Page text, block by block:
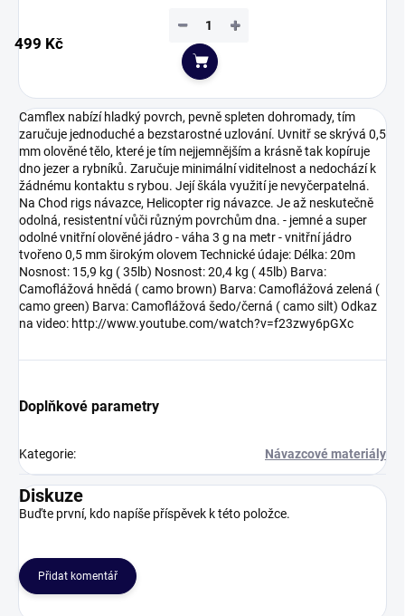
499 Kč
+
−
Do košíku
Camflex nabízí hladký povrch, pevně spleten dohromady, tím
zaručuje jednoduché a bezstarostné uzlování. Uvnitř se skrývá 0,5
mm olověné tělo, které je tím nejjemnějším a krásně tak kopíruje
dno jezer a rybníků. Zaručuje minimální viditelnost a nedochází k
žádnému kontaktu s rybou. Její škála využití je nevyčerpatelná.
Na Chod rigs návazce, Helicopter rig návazce. Je až neskutečně
odolná, resistentní vůči různým povrchům dna. - jemné a super
odolné vnitřní olověné jádro - váha 3 g na metr - vnitřní jádro
tvořeno 0,5 mm širokým olovem Technické údaje: Délka: 20m
Nosnost: 15,9 kg ( 35lb) Nosnost: 20,4 kg ( 45lb) Barva:
Camoflážová hnědá ( camo brown) Barva: Camoflážová zelená (
camo green) Barva: Camoflážová šedo/černá ( camo silt) Odkaz
na video: http://www.youtube.com/watch?v=f23zwy6pGXc
Doplňkové parametry
Kategorie: Návazcové materiály
Diskuze
Buďte první, kdo napíše příspěvek k této položce.
Přidat komentář